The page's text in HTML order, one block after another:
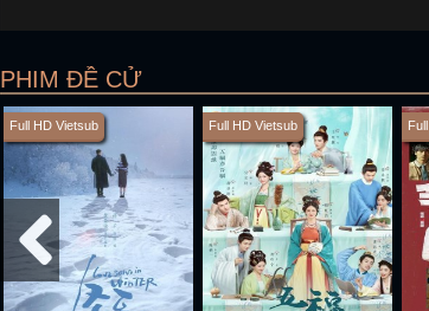
PHIM ĐỀ CỬ
Full HD Vietsub Full HD Vietsub